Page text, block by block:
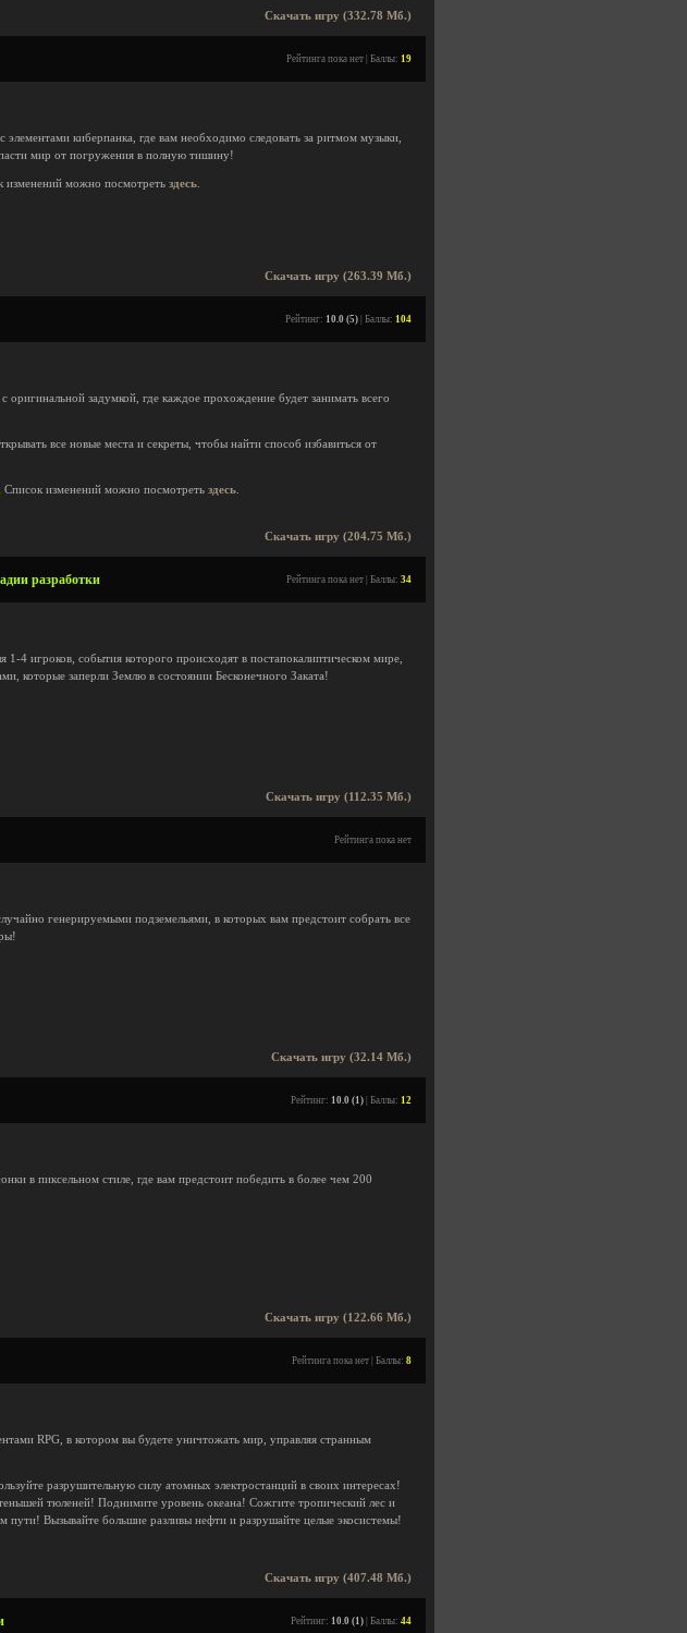
Скачать игру (332.78 Мб.)
Рейтинга пока нет | Баллы: 19
киберпанка, где вам необходимо следовать за ритмом музыки,
мир от погружения в полную тишину!
изменений можно посмотреть здесь
Скачать игру (263.39 Мб.)
Рейтинг: 10.0 (5) | Баллы: 104
оригинальной задумкой, где каждое прохождение будет занимать всего
все новые места и секреты, чтобы найти способ избавиться от
Список изменений можно посмотреть здесь
Скачать игру (204.75 Мб.)
разработки Рейтинга пока нет | Баллы: 34
1-4 игроков, события которого происходят в постапокалиптическом мире,
которые заперли Землю в состоянии Бесконечного Заката!
Скачать игру (112.35 Мб.)
Рейтинга пока нет
генерируемыми подземельями, в которых вам предстоит собрать все
Скачать игру (32.14 Мб.)
Рейтинг: 10.0 (1) | Баллы: 12
в пиксельном стиле, где вам предстоит победить в более чем 200
Скачать игру (122.66 Мб.)
Рейтинга пока нет | Баллы: 8
RPG, в котором вы будете уничтожать мир, управляя странным
разрушительную силу атомных электростанций в своих интересах!
тюленей! Поднимите уровень океана! Сожгите тропический лес и
пути! Вызывайте большие разливы нефти и разрушайте целые экосистемы!
Скачать игру (407.48 Мб.)
Рейтинг: 10.0 (1) | Баллы: 44